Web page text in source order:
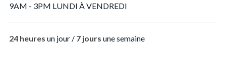
9AM - 3PM LUNDI À VENDREDI
24 heures un jour / 7 jours une semaine